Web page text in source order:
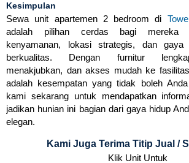
Kesimpulan
Sewa unit apartemen 2 bedroom di
adalah pilihan cerdas bagi mereka
kenyamanan, lokasi strategis, dan
berkualitas. Dengan furnitur
menakjubkan, dan akses mudah ke
adalah kesempatan yang tidak boleh
kami sekarang untuk mendapatkan
jadikan hunian ini bagian dari gaya hidup
elegan.
Kami Juga Terima Titip Jual /
Klik Unit Untuk